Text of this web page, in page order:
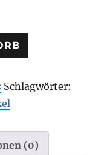
Schlagwörter:
(0)